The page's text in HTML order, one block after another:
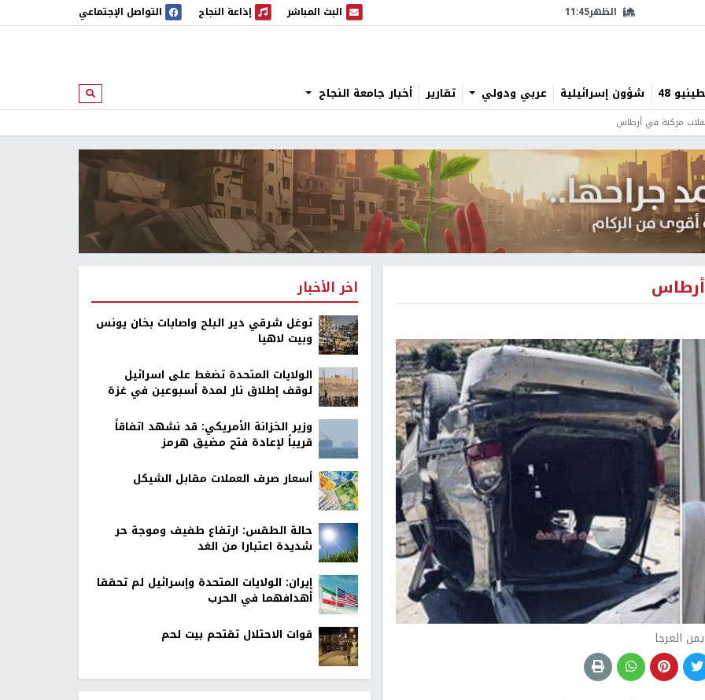
الظهر11:45 البث المباشر
البث المباشر إذاعة النجاح
إذاعة النجاح التواصل الإجتماعي
48 شؤون إسرائيلية عربي ودولي تقارير أخبار جامعة النجاح ابحث
مركبة في أرطاس
العرجا
اخر الأخبار
توغل شرقي دير البلح واصابات بخان يونس
وبيت لاهيا
الولايات المتحدة تضغط على اسرائيل
لوقف إطلاق نار لمدة أسبوعين في غزة
وزير الخزانة الأمريكي: قد نشهد اتفاقاً
قريباً لإعادة فتح مضيق هرمز
أسعار صرف العملات مقابل الشيكل
حالة الطقس: ارتفاع طفيف وموجة حر
شديدة اعتبارا من الغد
إيران: الولايات المتحدة وإسرائيل لم تحققا
أهدافهما في الحرب
قوات الاحتلال تقتحم بيت لحم